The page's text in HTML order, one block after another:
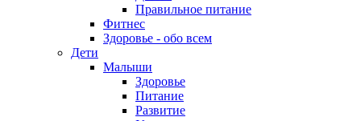
Правильное питание
Фитнес
Здоровье - обо всем
Дети
Малыши
Здоровье
Питание
Развитие